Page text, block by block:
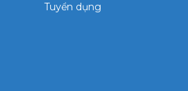
Tuyển dụng